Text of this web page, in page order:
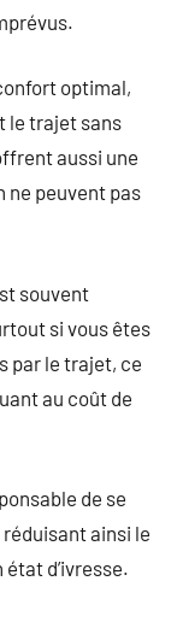
optimal,
le trajet sans
aussi une
ne peuvent pas
souvent
si vous êtes
par le trajet, ce
au coût de
de se
ainsi le
d’ivresse.